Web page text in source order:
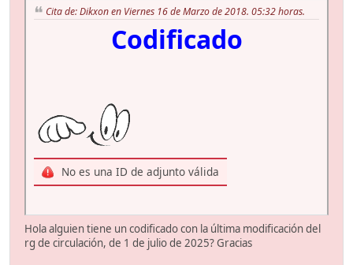
Cita de: Dikxon en Viernes 16 de Marzo de 2018. 05:32 horas.
Codificado
No es una ID de adjunto válida
Hola alguien tiene un codificado con la última modificación del
rg de circulación, de 1 de julio de 2025? Gracias